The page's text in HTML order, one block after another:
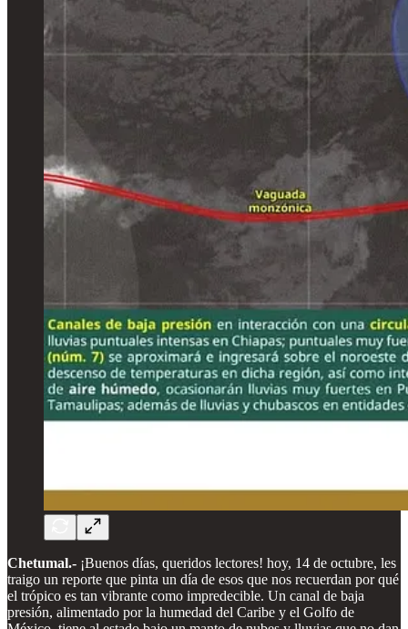
Chetumal.- ¡Buenos días, queridos lectores! hoy, 14 de octubre, les
traigo un reporte que pinta un día de esos que nos recuerdan por qué
el trópico es tan vibrante como impredecible. Un canal de baja
presión, alimentado por la humedad del Caribe y el Golfo de